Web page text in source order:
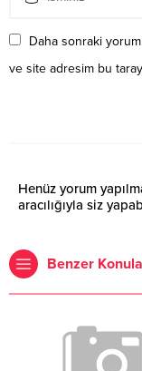
Daha sonraki
ve site adresim bu
Henüz yorum
aracılığıyla siz
Benzer